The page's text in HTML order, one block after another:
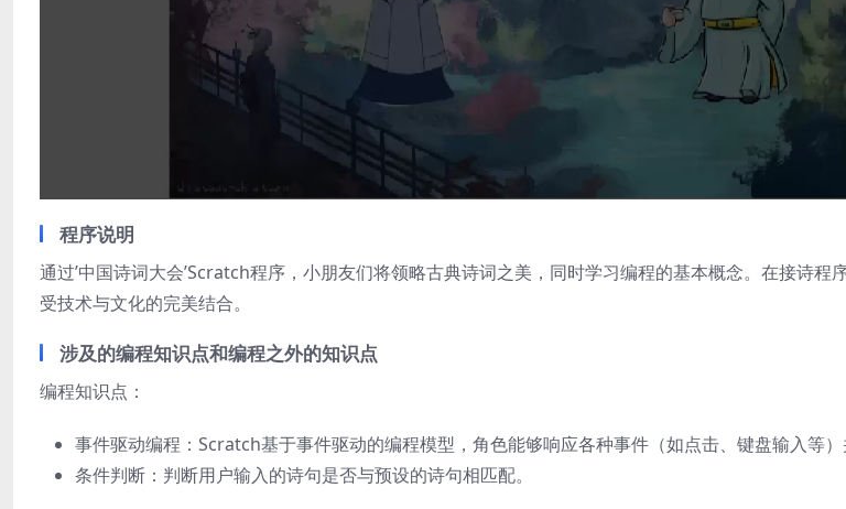
程序说明
通过’中国诗词大会’Scratch程序，小朋友们将领略古典诗词之美，同时学习编程的基本概念。在接诗程
受技术与文化的完美结合。
涉及的编程知识点和编程之外的知识点
编程知识点：
事件驱动编程：Scratch基于事件驱动的编程模型，角色能够响应各种事件（如点击、键盘输入等）
条件判断：判断用户输入的诗句是否与预设的诗句相匹配。